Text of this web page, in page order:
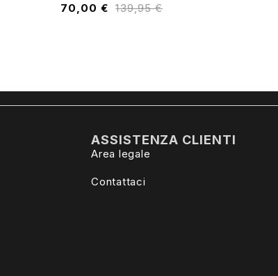
139,95€
70,00€
ASSISTENZA CLIENTI
Area legale
Contattaci